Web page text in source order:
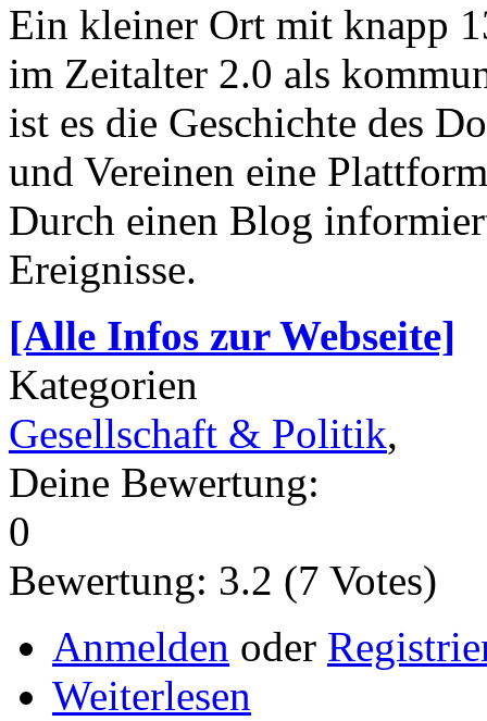
Ein kleiner Ort mit knapp
im Zeitalter 2.0 als
ist es die Geschichte des
und Vereinen eine
Durch einen Blog
Ereignisse.
[Alle Infos zur Webseite]
Kategorien
Gesellschaft & Politik,
Deine Bewertung:
0
Bewertung: 3.2 (7 Votes)
Anmelden oder
Weiterlesen